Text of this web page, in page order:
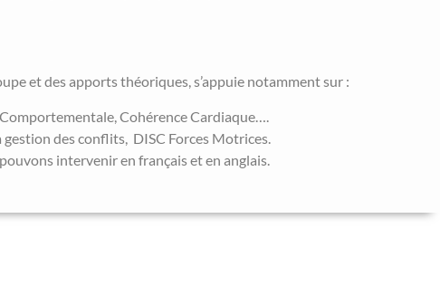
et des apports théoriques, s’appuie notamment sur :
Cohérence Cardiaque….
des conflits, DISC Forces Motrices.
intervenir en français et en anglais.